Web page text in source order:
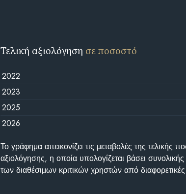
Τελική αξιολόγηση σε ποσοστό
2022
2023
2025
2026
Το γράφημα απεικονίζει τις μεταβολές της τελικής
αξιολόγησης, η οποία υπολογίζεται βάσει
των διαθέσιμων κριτικών χρηστών από